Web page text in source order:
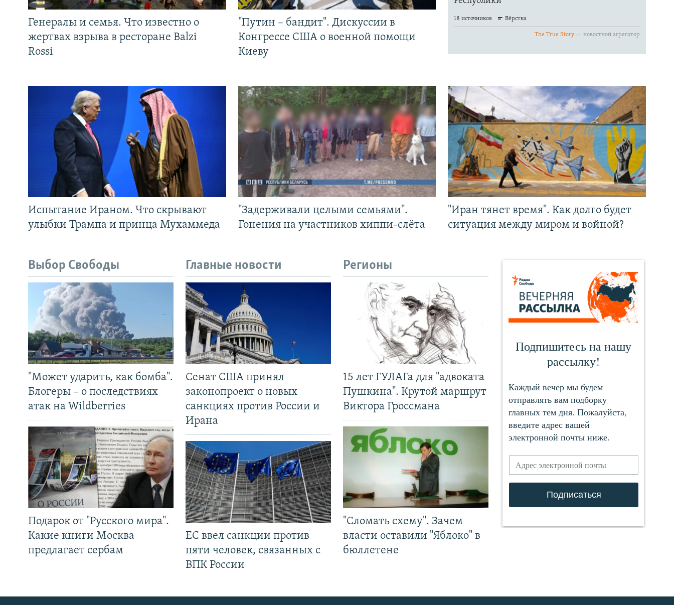
Генералы и семья. Что известно о
жертвах взрыва в ресторане Balzi
Rossi
"Путин – бандит". Дискуссии в
Конгрессе США о военной помощи
Киеву
Испытание Ираном. Что скрывают
улыбки Трампа и принца Мухаммеда
"Задерживали целыми семьями".
Гонения на участников хиппи-слёта
"Иран тянет время". Как долго будет
ситуация между миром и войной?
Выбор Свободы
"Может ударить, как бомба".
Блогеры – о последствиях
атак на Wildberries
Подарок от "Русского мира".
Какие книги Москва
предлагает сербам
Главные новости
Сенат США принял
законопроект о новых
санкциях против России и
Ирана
ЕС ввел санкции против
пяти человек, связанных с
ВПК России
Регионы
15 лет ГУЛАГа для "адвоката
Пушкина". Крутой маршрут
Виктора Гроссмана
"Сломать схему". Зачем
власти оставили "Яблоко" в
бюллетене